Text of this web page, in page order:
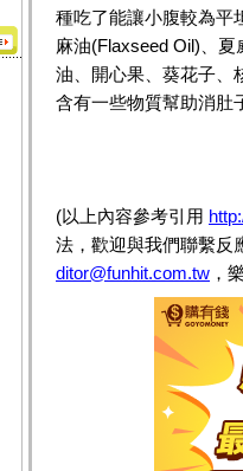
種吃了能讓小腹較為平
麻油(Flaxseed Oil)、
油、開心果、葵花子、
含有一些物質幫助消肚
(以上內容參考引用
法，歡迎與我們聯繫反
ditor@funhit.com.tw ，